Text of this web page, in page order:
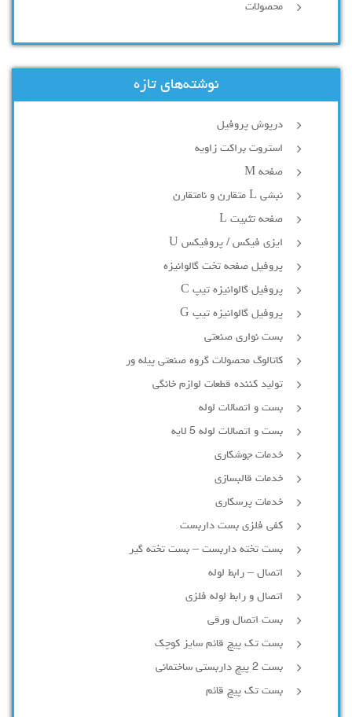
محصولات
نوشته‌های تازه
درپوش پروفیل
استروت براکت زاویه
صفحه M
نبشی L متقارن و نامتقارن
صفحه تثبیت L
ایزی فیکس / پروفیکس U
پروفیل صفحه تخت گالوانیزه
پروفیل گالوانیزه تیپ C
پروفیل گالوانیزه تیپ G
بست نواری صنعتی
کاتالوگ محصولات گروه صنعتی پیله ور
تولید کننده قطعات لوازم خانگی
بست و اتصالات لوله
بست و اتصالات لوله 5 لایه
خدمات جوشکاری
خدمات قالبسازی
خدمات پرسکاری
کفی فلزی بست داربست
بست تخته داربست – بست تخته گیر
اتصال – رابط لوله
اتصال و رابط لوله فلزی
بست اتصال ورقی
بست تک پیچ قائم سایز کوچک
بست 2 پیچ داربستی ساختمانی
بست تک پیچ قائم